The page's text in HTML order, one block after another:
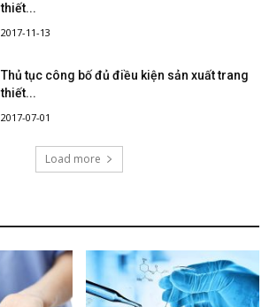
thiết...
2017-11-13
Thủ tục công bố đủ điều kiện sản xuất trang
thiết...
2017-07-01
Load more